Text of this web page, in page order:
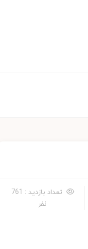
تعداد بازدید : 761
نفر